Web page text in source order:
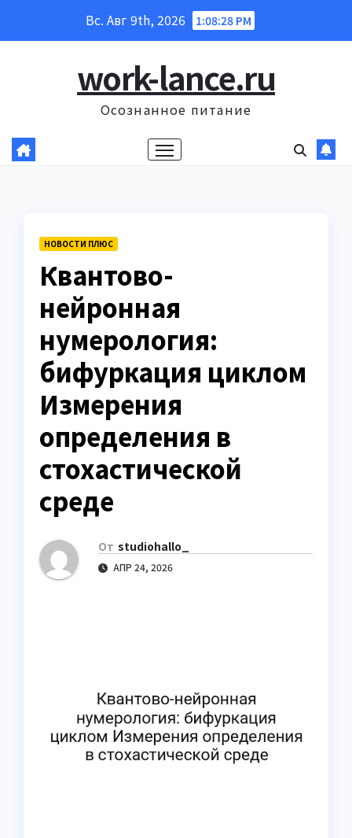
Вс. Авг 9th, 2026 1:08:29 PM
work-lance.ru
Осознанное питание
НОВОСТИ ПЛЮС
Квантово-
нейронная
нумерология:
бифуркация циклом
Измерения
определения в
стохастической
среде
От studiohallo_
АПР 24, 2026